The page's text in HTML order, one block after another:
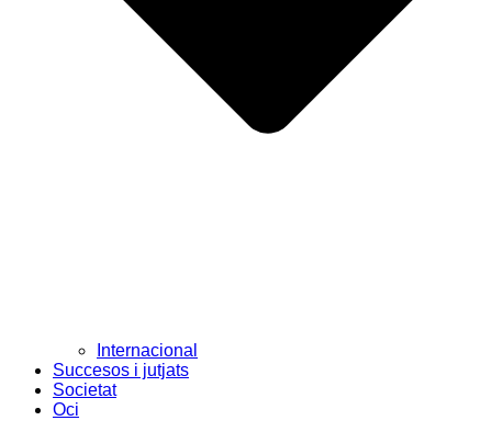
Internacional
Succesos i jutjats
Societat
Oci